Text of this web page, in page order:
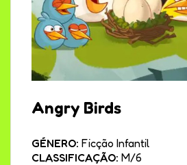
Angry Birds
GÉNERO: Ficção Infantil
CLASSIFICAÇÃO: M/6